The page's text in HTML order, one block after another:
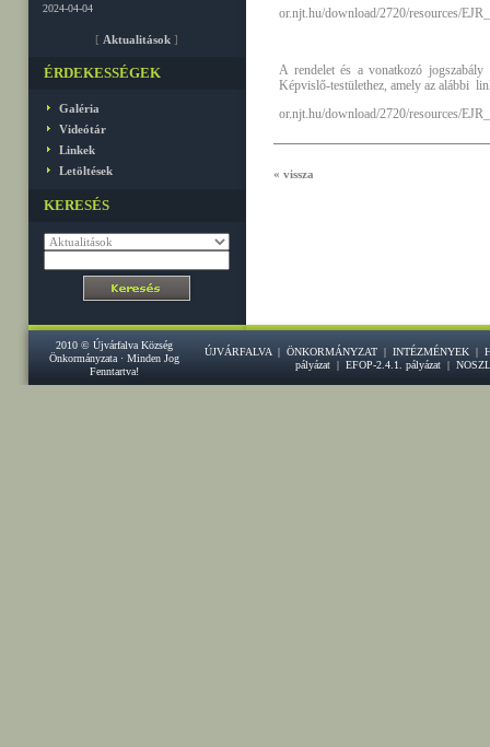
2024-04-04
[ Aktualitások ]
ÉRDEKESSÉGEK
Galéria
Videótár
Linkek
Letöltések
KERESÉS
or.njt.hu/download/2720/resources/
A rendelet és a vonatkozó
Képvislő-testülethez, amely az alábbi
or.njt.hu/download/2720/resources/
« vissza
2010 © Újvárfalva Község
Önkormányzata · Minden Jog
Fenntartva!
ÚJVÁRFALVA | ÖNKORMÁNYZAT | INTÉZMÉNYEK |
pályázat| EFOP-2.4.1. pályázat|